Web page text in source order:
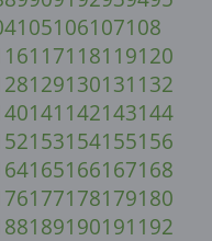
105106107108
117118119120
129130131 132
141 142143144
153154155156
165166167168
177178179180
189190191 192